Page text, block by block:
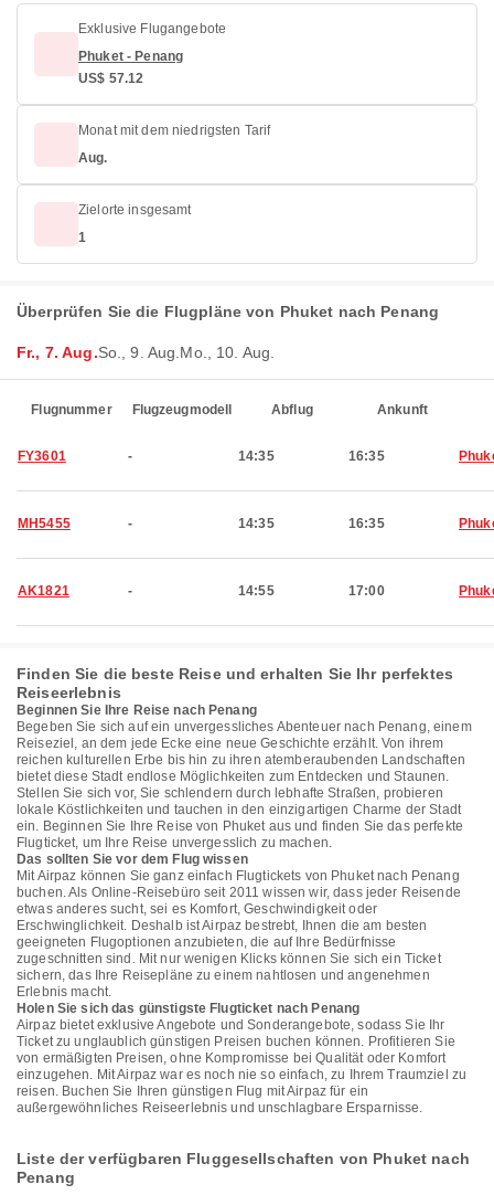
Exklusive Flugangebote
Phuket - Penang
US$ 57.12
Monat mit dem niedrigsten Tarif
Aug.
Zielorte insgesamt
1
Überprüfen Sie die Flugpläne von Phuket nach Penang
Fr., 7. Aug.So., 9. Aug. Mo., 10. Aug.
Flugnummer Flugzeugmodell Abflug Ankunft
FY3601 - 14:35 16:35
MH5455 - 14:35 16:35
AK1821 - 14:55 17:00
Finden Sie die beste Reise und erhalten Sie Ihr perfektes
Reiseerlebnis
Beginnen Sie Ihre Reise nach Penang
Begeben Sie sich auf ein unvergessliches Abenteuer nach Penang, einem
Reiseziel, an dem jede Ecke eine neue Geschichte erzählt. Von ihrem
reichen kulturellen Erbe bis hin zu ihren atemberaubenden Landschaften
bietet diese Stadt endlose Möglichkeiten zum Entdecken und Staunen.
Stellen Sie sich vor, Sie schlendern durch lebhafte Straßen, probieren
lokale Köstlichkeiten und tauchen in den einzigartigen Charme der Stadt
ein. Beginnen Sie Ihre Reise von Phuket aus und finden Sie das perfekte
Flugticket, um Ihre Reise unvergesslich zu machen.
Das sollten Sie vor dem Flug wissen
Mit Airpaz können Sie ganz einfach Flugtickets von Phuket nach Penang
buchen. Als Online-Reisebüro seit 2011 wissen wir, dass jeder Reisende
etwas anderes sucht, sei es Komfort, Geschwindigkeit oder
Erschwinglichkeit. Deshalb ist Airpaz bestrebt, Ihnen die am besten
geeigneten Flugoptionen anzubieten, die auf Ihre Bedürfnisse
zugeschnitten sind. Mit nur wenigen Klicks können Sie sich ein Ticket
sichern, das Ihre Reisepläne zu einem nahtlosen und angenehmen
Erlebnis macht.
Holen Sie sich das günstigste Flugticket nach Penang
Airpaz bietet exklusive Angebote und Sonderangebote, sodass Sie Ihr
Ticket zu unglaublich günstigen Preisen buchen können. Profitieren Sie
von ermäßigten Preisen, ohne Kompromisse bei Qualität oder Komfort
einzugehen. Mit Airpaz war es noch nie so einfach, zu Ihrem Traumziel zu
reisen. Buchen Sie Ihren günstigen Flug mit Airpaz für ein
außergewöhnliches Reiseerlebnis und unschlagbare Ersparnisse.
Liste der verfügbaren Fluggesellschaften von Phuket nach
Penang